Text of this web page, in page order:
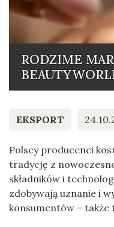
RODZIME
EKSPORT
Polscy producenci
tradycję z
składników i
zdobywają uznanie i
konsumentów – także